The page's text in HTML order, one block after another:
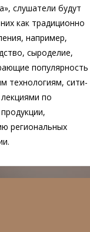
слушатели будут
как традиционно
например,
сыроделие,
популярность
технологиям, сити-
по
региональных